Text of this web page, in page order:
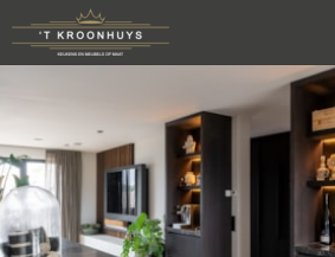
Home Bellen E-mail